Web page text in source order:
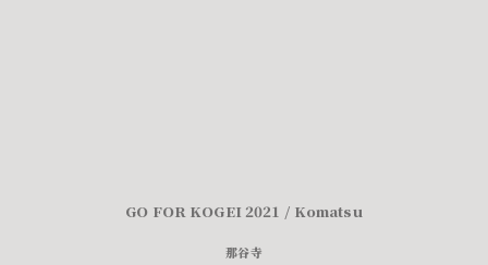
GO FOR KOGEI 2021 / Komatsu
那谷寺